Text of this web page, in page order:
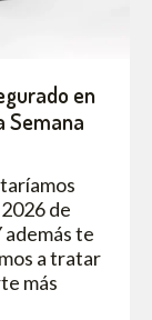
en
Semana
de
además te
a tratar
más